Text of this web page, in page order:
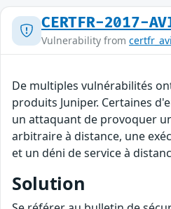
CERTFR-2017-
Vulnerability from
De multiples vulnérabilités
produits Juniper. Certaines
un attaquant de provoquer
arbitraire à distance, une
et un déni de service à
Solution